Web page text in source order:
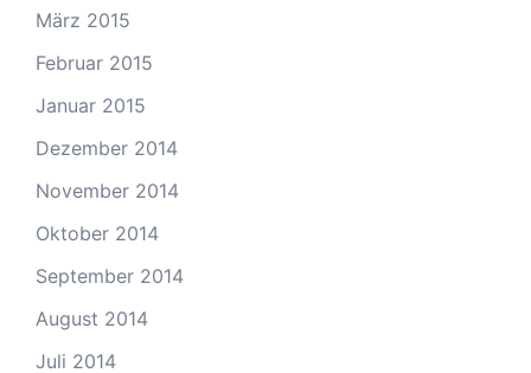
März 2015
Februar 2015
Januar 2015
Dezember 2014
November 2014
Oktober 2014
September 2014
August 2014
Juli 2014